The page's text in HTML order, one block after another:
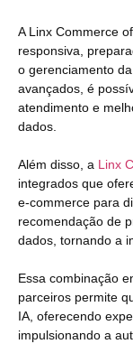
A Linx Commerce
responsiva,
o gerenciamento
avançados, é
atendimento e
dados.
Além disso, a Linx
integrados que
e-commerce para
recomendação de
dados, tornando a
Essa combinação
parceiros permite
IA, oferecendo
impulsionando a